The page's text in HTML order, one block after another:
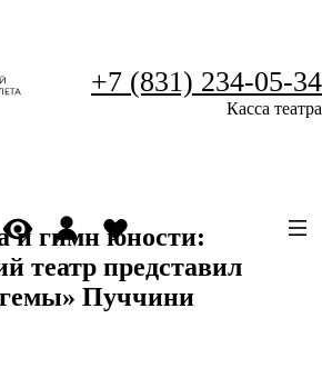
+7 (831) 234-05-34
Касса театра
и гимн юности:
театр представил
Пуччини